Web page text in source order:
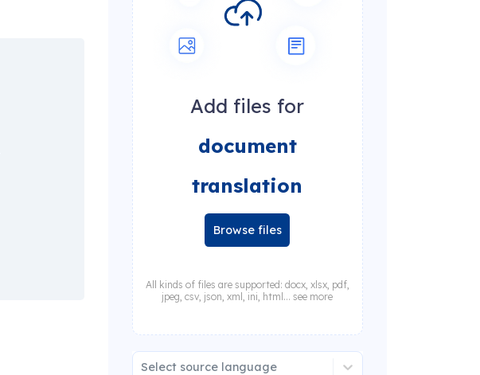
Add files for
document
translation
Browse files
All kinds of files are supported: docx, xlsx, pdf,
jpeg, csv, json, xml, ini, html... see more
Select source language